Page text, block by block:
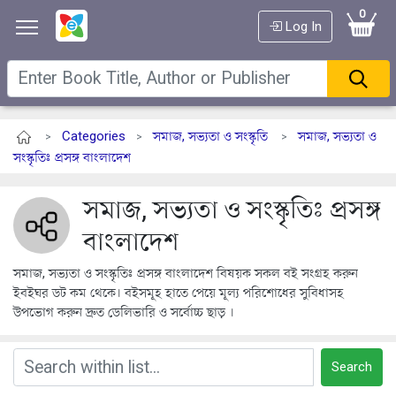
Log In
0
> Categories >সমাজ, সভ্যতা ও সংস্কৃতি >সমাজ, সভ্যতা ও
সংস্কৃতিঃ প্রসঙ্গ বাংলাদেশ
সমাজ, সভ্যতা ও সংস্কৃতিঃ প্রসঙ্গ
বাংলাদেশ
সমাজ, সভ্যতা ও সংস্কৃতিঃ প্রসঙ্গ বাংলাদেশ বিষয়ক সকল বই সংগ্রহ করুন
ইবইঘর ডট কম থেকে। বইসমূহ হাতে পেয়ে মূল্য পরিশোধের সুবিধাসহ
উপভোগ করুন দ্রুত ডেলিভারি ও সর্বোচ্চ ছাড় ।
Search